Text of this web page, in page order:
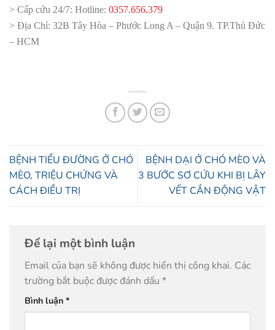
> Cấp cứu 24/7: Hotline: 0357.656.379
> Địa Chỉ: 32B Tây Hòa – Phước Long A – Quận 9. TP.Thủ Đức
– HCM
BỆNH TIỂU ĐƯỜNG Ở CHÓ
MÈO, TRIỆU CHỨNG VÀ
CÁCH ĐIỀU TRỊ
BỆNH DẠI Ở CHÓ MÈO VÀ
3 BƯỚC SƠ CỨU KHI BỊ LÂY
VẾT CẮN ĐỘNG VẬT
Để lại một bình luận
Email của bạn sẽ không được hiển thị công khai. Các
trường bắt buộc được đánh dấu *
Bình luận *